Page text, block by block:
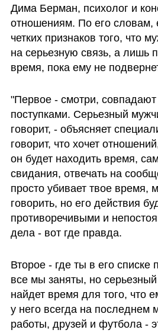
Дима Берман, психолог и
отношениям. По его словам,
четких признаков того, что
на серьезную связь, а лишь
"Первое - смотри,
поступками. Серьезный
говорит, - объясняет
говорит, что хочет
он будет находить время,
свидания, отвечать на
просто убивает твое время,
говорить, но его действия
противоречивыми и
дела - вот где правда.
Второе - где ты в его списке
все мы заняты, но серьезный
найдет время для того, что
у него всегда на последнем
работы, друзей и футбола -